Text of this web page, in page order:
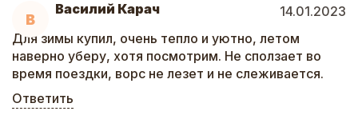
В
Василий Карач
14.01.2023
Для зимы купил, очень тепло и уютно, летом
наверно уберу, хотя посмотрим. Не сползает во
время поездки, ворс не лезет и не слеживается.
Ответить